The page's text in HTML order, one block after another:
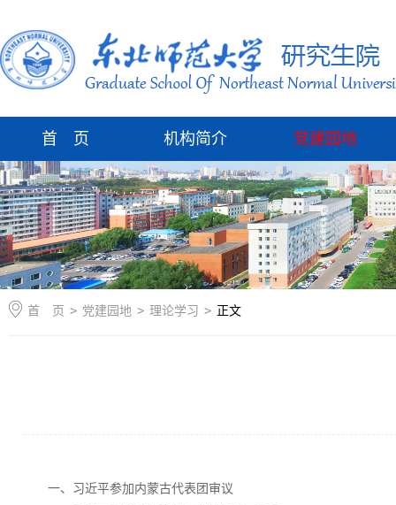
首 页 机构简介 党建园地
首 页 > 党建园地 > 理论学习 > 正文
一、习近平参加内蒙古代表团审议